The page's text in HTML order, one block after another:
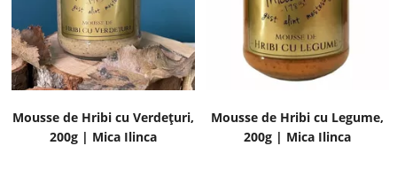
Mousse de Hribi cu Verdețuri,
200g | Mica Ilinca
Mousse de Hribi cu Legume,
200g | Mica Ilinca